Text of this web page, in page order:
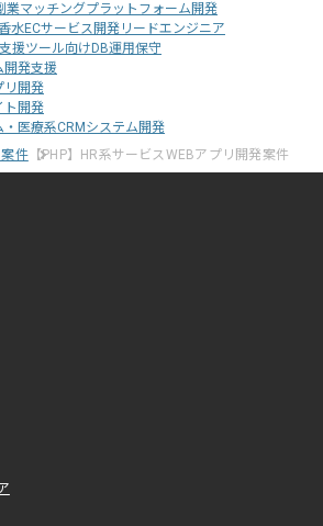
業マッチングプラットフォーム開発
水ECサービス開発リードエンジニア
援ツール向けDB運用保守
開発支援
リ開発
ト開発
・医療系CRMシステム開発
件【PHP】HR系サービスWEBアプリ開発案件